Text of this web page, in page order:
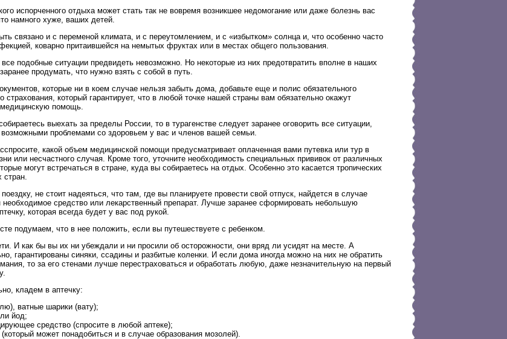
испорченного отдыха может стать так не вовремя возникшее недомогание или даже болезнь вас
намного хуже, ваших детей.
связано и с переменой климата, и с переутомлением, и с «избытком» солнца и, что особенно часто
коварно притаившейся на немытых фруктах или в местах общего пользования.
подобные ситуации предвидеть невозможно. Но некоторые из них предотвратить вполне в наших
продумать, что нужно взять с собой в путь.
которые ни в коем случае нельзя забыть дома, добавьте еще и полис обязательного
страхования, который гарантирует, что в любой точке нашей страны вам обязательно окажут
помощь.
выехать за пределы России, то в турагенстве следует заранее оговорить все ситуации,
проблемами со здоровьем у вас и членов вашей семьи.
какой объем медицинской помощи предусматривает оплаченная вами путевка или тур в
или несчастного случая. Кроме того, уточните необходимость специальных прививок от различных
могут встречаться в стране, куда вы собираетесь на отдых. Особенно это касается тропических
стран.
не стоит надеяться, что там, где вы планируете провести свой отпуск, найдется в случае
необходимое средство или лекарственный препарат. Лучше заранее сформировать небольшую
которая всегда будет у вас под рукой.
подумаем, что в нее положить, если вы путешествуете с ребенком.
И как бы вы их ни убеждали и ни просили об осторожности, они вряд ли усидят на месте. А
гарантированы синяки, ссадины и разбитые коленки. И если дома иногда можно на них не обратить
то за его стенами лучше перестраховаться и обработать любую, даже незначительную на первый
кладем в аптечку:
ватные шарики (вату);
йод;
средство (спросите в любой аптеке);
может понадобиться и в случае образования мозолей).